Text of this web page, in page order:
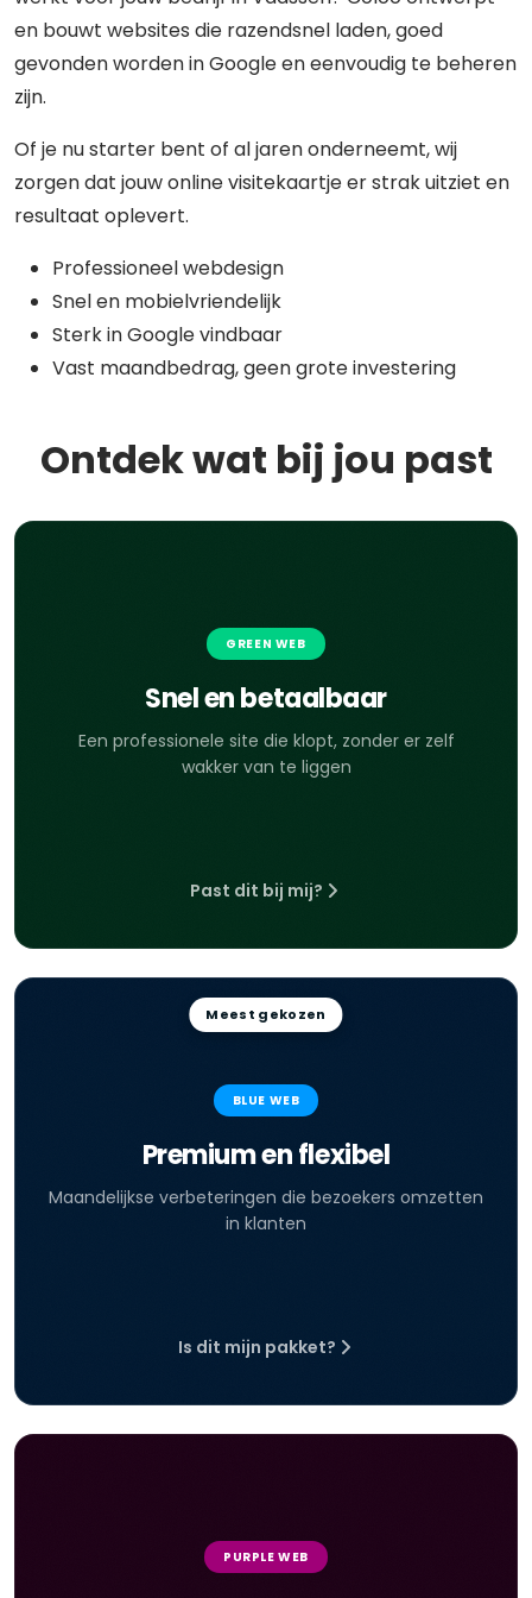
en bouwt websites die razendsnel laden, goed
gevonden worden in Google en eenvoudig te beheren
zijn.
Of je nu starter bent of al jaren onderneemt, wij
zorgen dat jouw online visitekaartje er strak uitziet en
resultaat oplevert.
Professioneel webdesign
Snel en mobielvriendelijk
Sterk in Google vindbaar
Vast maandbedrag, geen grote investering
Ontdek wat bij jou past
GREEN WEB
Snel en betaalbaar
Een professionele site die klopt, zonder er zelf
wakker van te liggen
Past dit bij mij?
Meest gekozen
BLUE WEB
Premium en flexibel
Maandelijkse verbeteringen die bezoekers omzetten
in klanten
Is dit mijn pakket?
PURPLE WEB